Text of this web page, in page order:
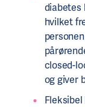
diabetes
hvilket
closed-
og giver